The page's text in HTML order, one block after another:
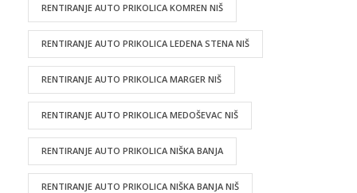
RENTIRANJE AUTO PRIKOLICA KOMREN NIŠ
RENTIRANJE AUTO PRIKOLICA LEDENA STENA NIŠ
RENTIRANJE AUTO PRIKOLICA MARGER NIŠ
RENTIRANJE AUTO PRIKOLICA MEDOŠEVAC NIŠ
RENTIRANJE AUTO PRIKOLICA NIŠKA BANJA
RENTIRANJE AUTO PRIKOLICA NIŠKA BANJA NIŠ